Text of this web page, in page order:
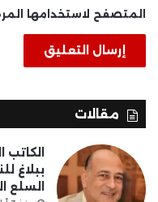
المتصفح لاستخدامها
مقالات
ببلاغ
السلع